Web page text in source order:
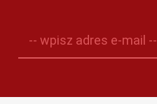
-- wpisz adres e-mail --